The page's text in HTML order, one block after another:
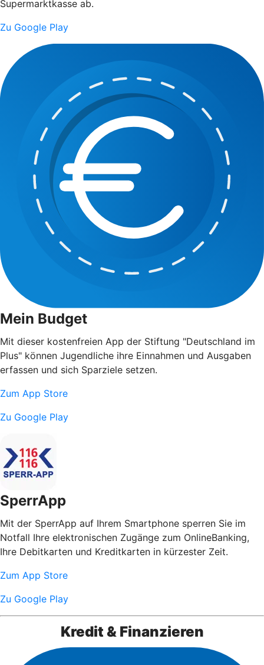
Supermarktkasse ab.
Zu Google Play
Mein Budget
Mit dieser kostenfreien App der Stiftung "Deutschland im
Plus" können Jugendliche ihre Einnahmen und Ausgaben
erfassen und sich Sparziele setzen.
Zum App Store
Zu Google Play
SperrApp
Mit der SperrApp auf Ihrem Smartphone sperren Sie im
Notfall Ihre elektronischen Zugänge zum OnlineBanking,
Ihre Debitkarten und Kreditkarten in kürzester Zeit.
Zum App Store
Zu Google Play
Kredit & Finanzieren